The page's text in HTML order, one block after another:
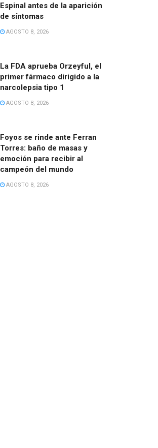
Espinal antes de la aparición
de síntomas
AGOSTO 8, 2026
La FDA aprueba Orzeyful, el
primer fármaco dirigido a la
narcolepsia tipo 1
AGOSTO 8, 2026
Foyos se rinde ante Ferran
Torres: baño de masas y
emoción para recibir al
campeón del mundo
AGOSTO 8, 2026